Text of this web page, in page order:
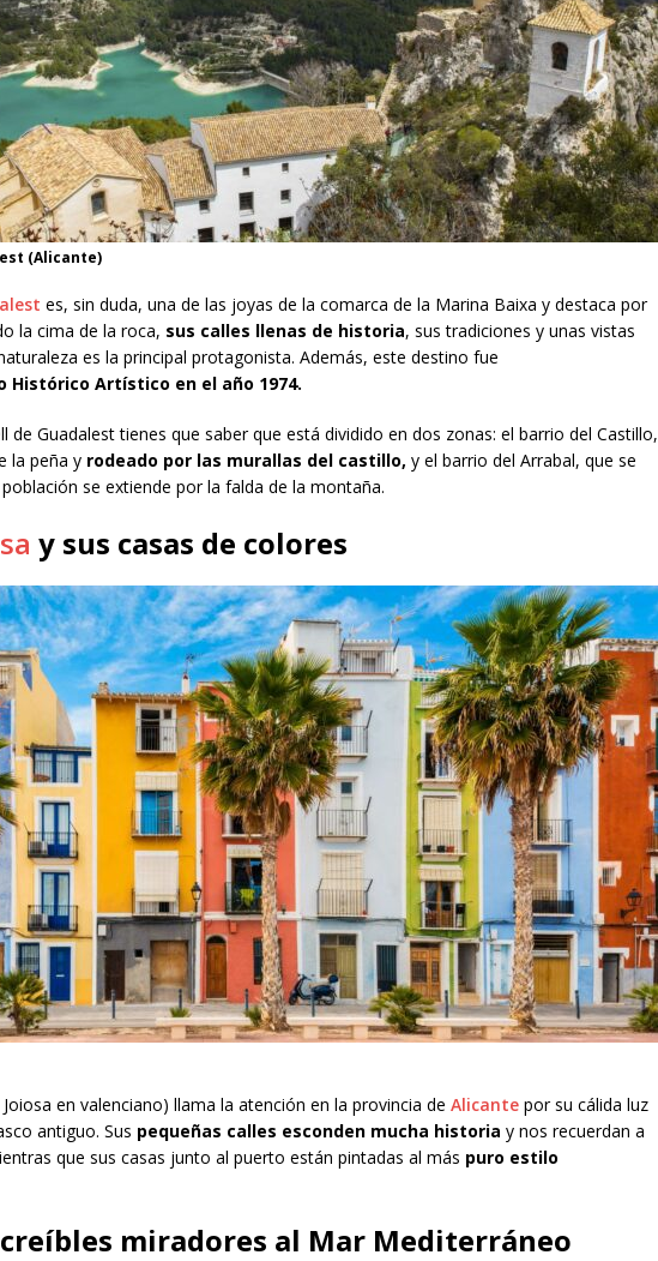
(Alicante)
es, sin duda, una de las joyas de la comarca de la Marina Baixa y destaca por
la cima de la roca, sus calles llenas de historia, sus tradiciones y unas vistas
es la principal protagonista. Además, este destino fue
Histórico Artístico en el año 1974.
de Guadalest tienes que saber que está dividido en dos zonas: el barrio del Castillo,
la peña y rodeado por las murallas del castillo, y el barrio del Arrabal, que se
se extiende por la falda de la montaña.
y sus casas de colores
Joiosa en valenciano) llama la atención en la provincia de Alicante por su cálida luz
antiguo. Sus pequeñas calles esconden mucha historia y nos recuerdan a
que sus casas junto al puerto están pintadas al más puro estilo
miradores al Mar Mediterráneo